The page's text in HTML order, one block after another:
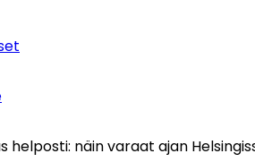
helposti: näin varaat ajan